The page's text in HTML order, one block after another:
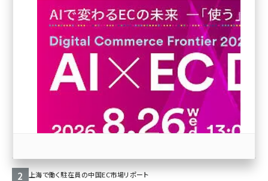
アスクル (1122)
base (1083)
ビィ・フォアード (777)
revico (744)
高岡 正人
2018年4月4日 8:00
上海で働く駐在員の中国EC市場リポート